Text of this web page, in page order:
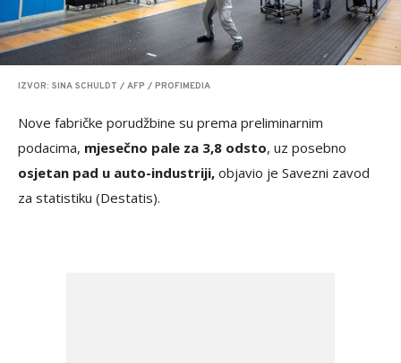
IZVOR: SINA SCHULDT / AFP / PROFIMEDIA
Nove fabričke porudžbine su prema preliminarnim
podacima, mjesečno pale za 3,8 odsto, uz posebno
osjetan pad u auto-industriji, objavio je Savezni zavod
za statistiku (Destatis).